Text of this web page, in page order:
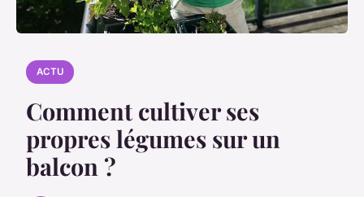
ACTU
Comment cultiver ses
propres légumes sur un
balcon ?